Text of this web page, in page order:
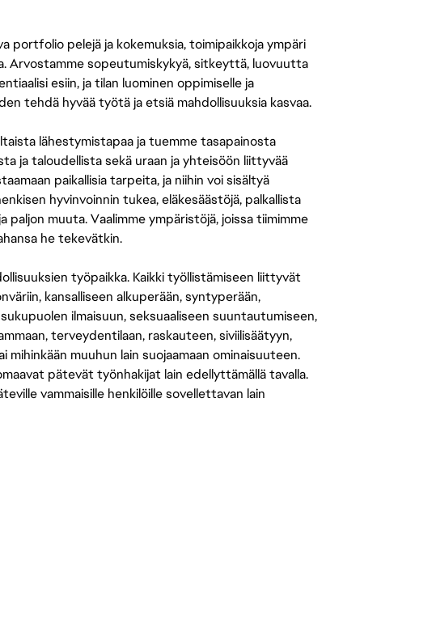
portfolio pelejä ja kokemuksia, toimipaikkoja ympäri
Arvostamme sopeutumiskykyä, sitkeyttä, luovuutta
esiin, ja tilan luominen oppimiselle ja
tehdä hyvää työtä ja etsiä mahdollisuuksia kasvaa.
lähestymistapaa ja tuemme tasapainosta
ja taloudellista sekä uraan ja yhteisöön liittyvää
paikallisia tarpeita, ja niihin voi sisältyä
hyvinvoinnin tukea, eläkesäästöjä, palkallista
paljon muuta. Vaalimme ympäristöjä, joissa tiimimme
he tekevätkin.
työpaikka. Kaikki työllistämiseen liittyvät
kansalliseen alkuperään, syntyperään,
ilmaisuun, seksuaaliseen suuntautumiseen,
terveydentilaan, raskauteen, siviilisäätyyn,
muuhun lain suojaamaan ominaisuuteen.
pätevät työnhakijat lain edellyttämällä tavalla.
vammaisille henkilöille sovellettavan lain